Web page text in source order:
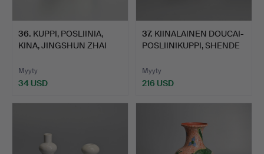
36. KUPPI, POSLIINIA,
KINA, JINGSHUN ZHAI
Myyty
34 USD
37. KIINALAINEN DOUCAI-
POSLIINIKUPPI, SHENDE
Myyty
216 USD